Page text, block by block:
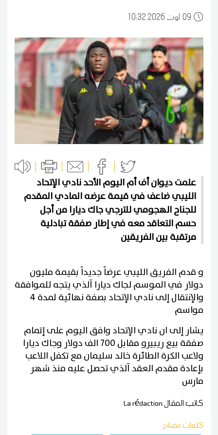
0910:32 2026 أوت
علمت ديوان أف أم اليوم الأحد نادي الإتحاد
الليبي ضاعف في قيمة عرضه المادي المقدم
للجناح الهجومي للترجي جاك ديارا من أجل
حسم التعاقد معه في إطار صفقة تبادلية
مرتقبة بين الفريقين
و قدم الفريق الليبي عرضاً جديداً بقيمة مليون
دولار في الموسم لجاك ديارا آلذي يتجه للموافقة
والإنتقال إلى نادي الإتحاد بصفة نهائية لمدة 4
مواسم
يشار إلى ان نادي الإتحاد وافق اليوم على إتمام
صفقة بيع ريبيرو مقابل 700 الف دولار وجاك ديارا
ولاعب الكرة الطائرة خالد سليمان مع تكفل اللاعب
بإعادة مقدم العقد آلذي تحصل عليه منذ شهر
مارس
كاتب المقالLa rédaction
كلمات مفتاح